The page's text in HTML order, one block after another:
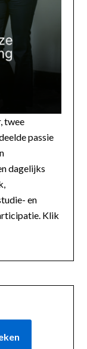
twee
passie
dagelijks
en
Klik